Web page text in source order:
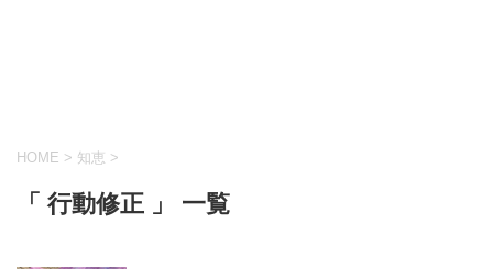
HOME > 知恵 >
「 行動修正 」 一覧